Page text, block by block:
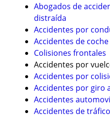
Abogados de
distraída
Accidentes por
Accidentes de
Colisiones frontales
Accidentes por
Accidentes por
Accidentes por giro
Accidentes
Accidentes de